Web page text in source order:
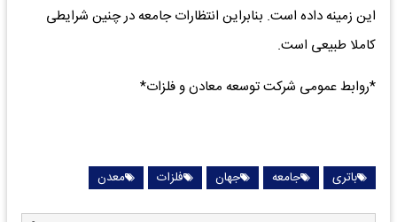
این زمینه داده است. بنابراین انتظارات جامعه در چنین شرایطی
کاملا طبیعی است.
*روابط عمومی شرکت توسعه معادن و فلزات*
باتری جامعه جهان فلزات معدن